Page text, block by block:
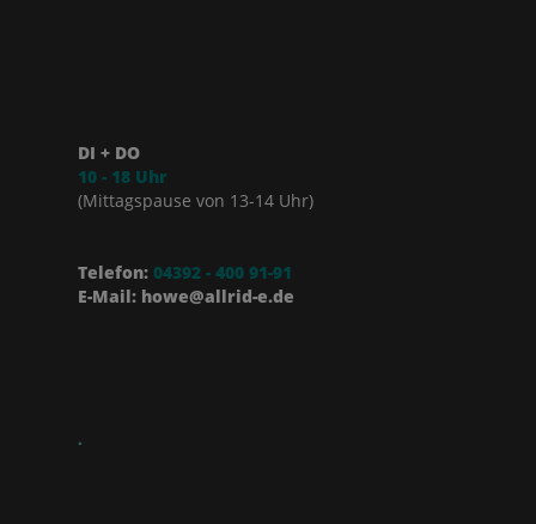
DI + DO
10 - 18 Uhr
(Mittagspause von 13-14 Uhr)
Telefon: 04392 - 400 91-91
E-Mail: howe@allrid-e.de
.